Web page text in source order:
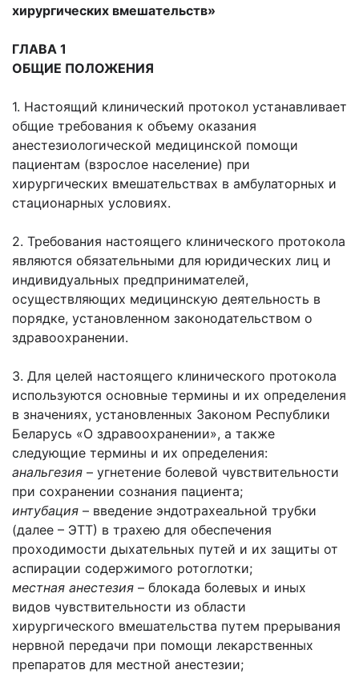
хирургических вмешательств»
ГЛАВА 1
ОБЩИЕ ПОЛОЖЕНИЯ
1. Настоящий клинический протокол устанавливает
общие требования к объему оказания
анестезиологической медицинской помощи
пациентам (взрослое население) при
хирургических вмешательствах в амбулаторных и
стационарных условиях.
2. Требования настоящего клинического протокола
являются обязательными для юридических лиц и
индивидуальных предпринимателей,
осуществляющих медицинскую деятельность в
порядке, установленном законодательством о
здравоохранении.
3. Для целей настоящего клинического протокола
используются основные термины и их определения
в значениях, установленных Законом Республики
Беларусь «О здравоохранении», а также
следующие термины и их определения:
анальгезия – угнетение болевой чувствительности
при сохранении сознания пациента;
интубация – введение эндотрахеальной трубки
(далее – ЭТТ) в трахею для обеспечения
проходимости дыхательных путей и их защиты от
аспирации содержимого ротоглотки;
местная анестезия – блокада болевых и иных
видов чувствительности из области
хирургического вмешательства путем прерывания
нервной передачи при помощи лекарственных
препаратов для местной анестезии;